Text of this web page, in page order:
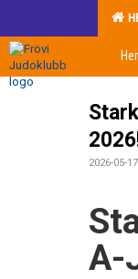
2026-05-
A-